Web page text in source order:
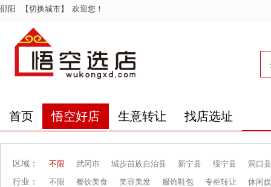
邵阳 【切换城市】 欢迎您！
首页 悟空好店 生意转让 找店选址
区域： 不限 武冈市 城步苗族自治县 新宁县 绥宁县
洞口县
行业：
不限 餐饮美食 美容美发 服饰鞋包 专柜转让
休闲